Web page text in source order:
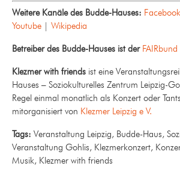
Weitere Kanäle des Budde-Hauses: Facebook
Youtube | Wikipedia
Betreiber des Budde-Hauses ist der FAIRbund
Klezmer with friends ist eine
Hauses – Soziokulturelles Zentrum Leipzig-
Regel einmal monatlich als Konzert oder
mitorganisiert von Klezmer Leipzig e V.
Tags: Veranstaltung Leipzig, Budde-Haus,
Veranstaltung Gohlis, Klezmerkonzert,
Musik, Klezmer with friends